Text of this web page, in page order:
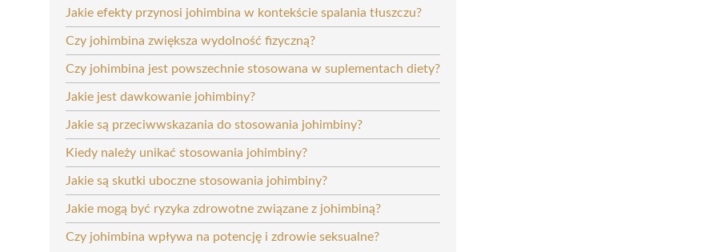
Jakie efekty przynosi johimbina w kontekście spalania tłuszczu?
Czy johimbina zwiększa wydolność fizyczną?
Czy johimbina jest powszechnie stosowana w suplementach diety?
Jakie jest dawkowanie johimbiny?
Jakie są przeciwwskazania do stosowania johimbiny?
Kiedy należy unikać stosowania johimbiny?
Jakie są skutki uboczne stosowania johimbiny?
Jakie mogą być ryzyka zdrowotne związane z johimbiną?
Czy johimbina wpływa na potencję i zdrowie seksualne?